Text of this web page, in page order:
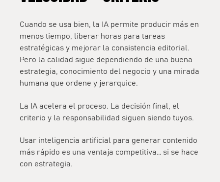
Cuando se usa bien, la IA permite producir más en
menos tiempo, liberar horas para tareas
estratégicas y mejorar la consistencia editorial.
Pero la calidad sigue dependiendo de una buena
estrategia, conocimiento del negocio y una mirada
humana que ordene y jerarquice.
La IA acelera el proceso. La decisión final, el
criterio y la responsabilidad siguen siendo tuyos.
Usar inteligencia artificial para generar contenido
más rápido es una ventaja competitiva… si se hace
con estrategia.